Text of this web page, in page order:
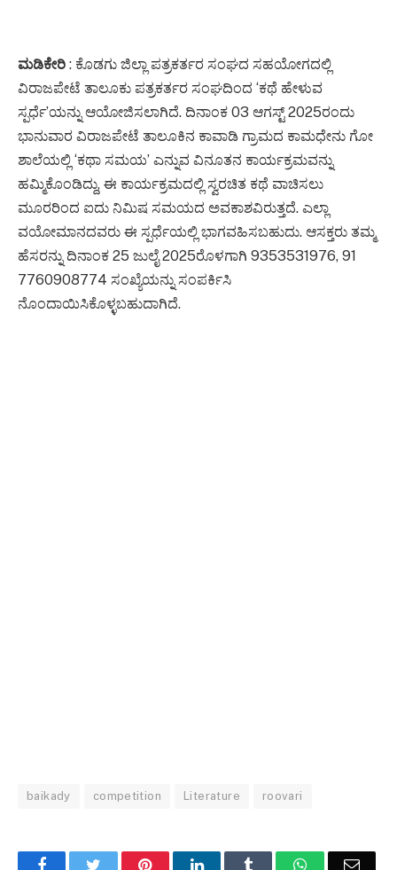
ಮಡಿಕೇರಿ : ಕೊಡಗು ಜಿಲ್ಲಾ ಪತ್ರಕರ್ತರ ಸಂಘದ ಸಹಯೋಗದಲ್ಲಿ
ವಿರಾಜಪೇಟೆ ತಾಲೂಕು ಪತ್ರಕರ್ತರ ಸಂಘದಿಂದ ‘ಕಥೆ ಹೇಳುವ
ಸ್ಪರ್ಧೆ’ಯನ್ನು ಆಯೋಜಿಸಲಾಗಿದೆ. ದಿನಾಂಕ 03 ಆಗಸ್ಟ್ 2025ರಂದು
ಭಾನುವಾರ ವಿರಾಜಪೇಟೆ ತಾಲೂಕಿನ ಕಾವಾಡಿ ಗ್ರಾಮದ ಕಾಮಧೇನು ಗೋ
ಶಾಲೆಯಲ್ಲಿ ‘ಕಥಾ ಸಮಯ’ ಎನ್ನುವ ವಿನೂತನ ಕಾರ್ಯಕ್ರಮವನ್ನು
ಹಮ್ಮಿಕೊಂಡಿದ್ದು, ಈ ಕಾರ್ಯಕ್ರಮದಲ್ಲಿ ಸ್ವರಚಿತ ಕಥೆ ವಾಚಿಸಲು
ಮೂರರಿಂದ ಐದು ನಿಮಿಷ ಸಮಯದ ಅವಕಾಶವಿರುತ್ತದೆ. ಎಲ್ಲಾ
ವಯೋಮಾನದವರು ಈ ಸ್ಪರ್ಧೆಯಲ್ಲಿ ಭಾಗವಹಿಸಬಹುದು. ಆಸಕ್ತರು ತಮ್ಮ
ಹೆಸರನ್ನು ದಿನಾಂಕ 25 ಜುಲೈ 2025ರೊಳಗಾಗಿ 9353531976, 91
7760908774 ಸಂಖ್ಯೆಯನ್ನು ಸಂಪರ್ಕಿಸಿ
ನೊಂದಾಯಿಸಿಕೊಳ್ಳಬಹುದಾಗಿದೆ.
baikady competition Literature roovari
FacebookTwitter PinterestLinkedInTumblr WhatsAppEmail